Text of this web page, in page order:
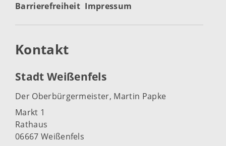
Barrierefreiheit Impressum
Kontakt
Stadt Weißenfels
Der Oberbürgermeister, Martin Papke
Markt 1
Rathaus
06667 Weißenfels